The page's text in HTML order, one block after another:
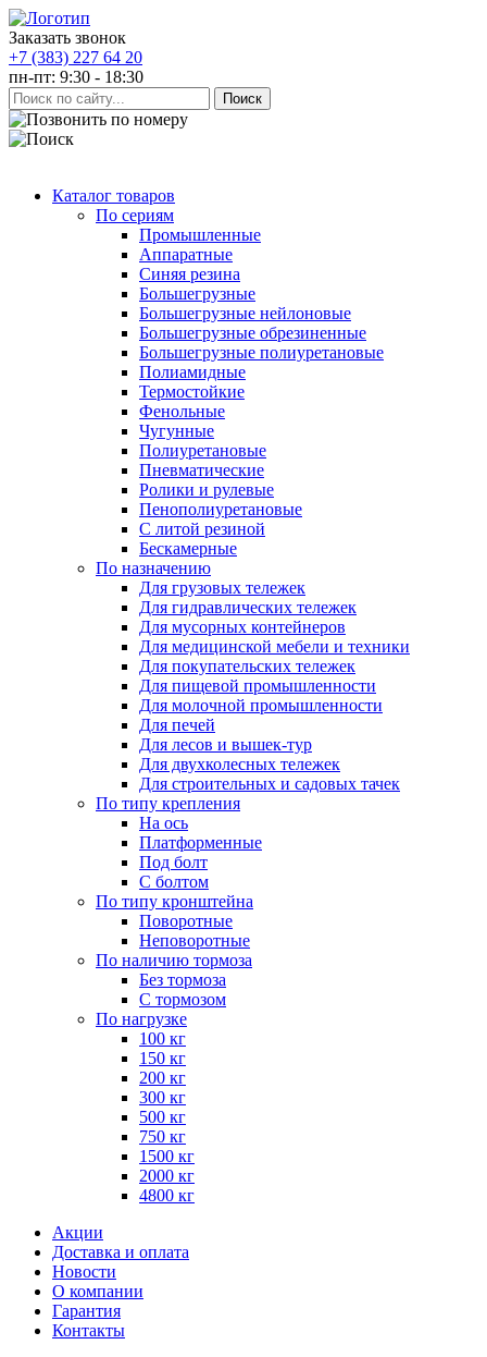
Заказать звонок
+7 (383) 227 64 20
пн-пт: 9:30 - 18:30
Каталог товаров
По сериям
Промышленные
Аппаратные
Синяя резина
Большегрузные
Большегрузные нейлоновые
Большегрузные обрезиненные
Большегрузные полиуретановые
Полиамидные
Термостойкие
Фенольные
Чугунные
Полиуретановые
Пневматические
Ролики и рулевые
Пенополиуретановые
С литой резиной
Бескамерные
По назначению
Для грузовых тележек
Для гидравлических тележек
Для мусорных контейнеров
Для медицинской мебели и техники
Для покупательских тележек
Для пищевой промышленности
Для молочной промышленности
Для печей
Для лесов и вышек-тур
Для двухколесных тележек
Для строительных и садовых тачек
По типу крепления
На ось
Платформенные
Под болт
С болтом
По типу кронштейна
Поворотные
Неповоротные
По наличию тормоза
Без тормоза
С тормозом
По нагрузке
100 кг
150 кг
200 кг
300 кг
500 кг
750 кг
1500 кг
2000 кг
4800 кг
Акции
Доставка и оплата
Новости
О компании
Гарантия
Контакты